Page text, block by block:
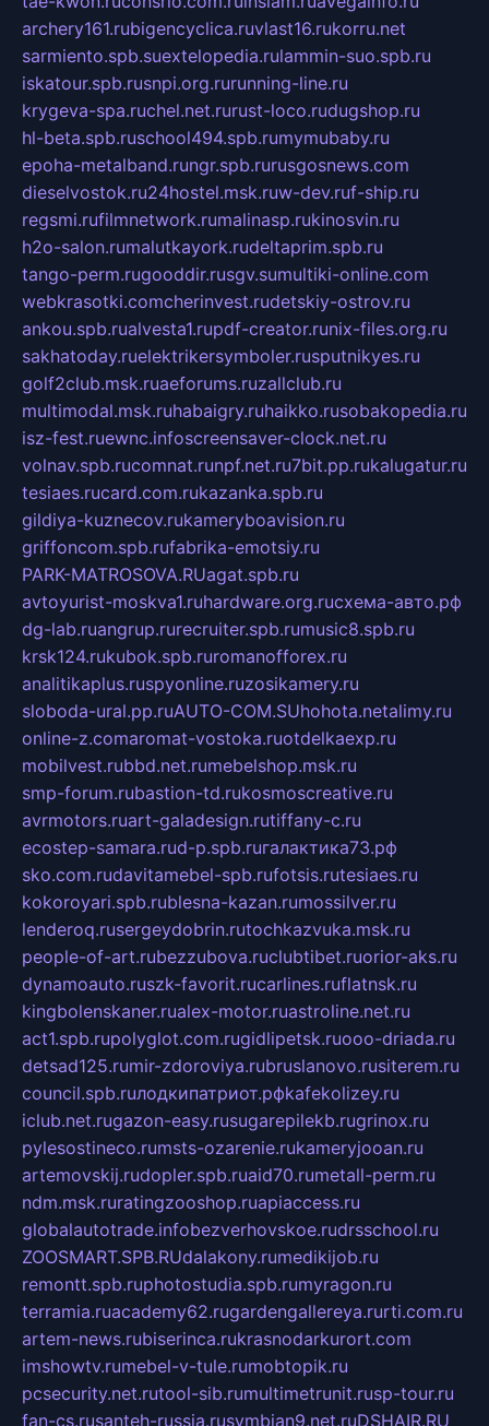
archery161.rubigencyclica.ruvlast16.rukorru.net
sarmiento.spb.suextelopedia.rulammin-suo.spb.ru
iskatour.spb.rusnpi.org.rurunning-line.ru
krygeva-spa.ruchel.net.rurust-loco.rudugshop.ru
hl-beta.spb.ruschool494.spb.rumymubaby.ru
epoha-metalband.rungr.spb.rurusgosnews.com
dieselvostok.ru24hostel.msk.ruw-dev.ruf-ship.ru
regsmi.rufilmnetwork.rumalinasp.rukinosvin.ru
h2o-salon.rumalutkayork.rudeltaprim.spb.ru
tango-perm.rugooddir.rusgv.sumultiki-online.com
webkrasotki.comcherinvest.rudetskiy-ostrov.ru
ankou.spb.rualvesta1.rupdf-creator.runix-files.org.ru
sakhatoday.ruelektrikersymboler.rusputnikyes.ru
golf2club.msk.ruaeforums.ruzallclub.ru
multimodal.msk.ruhabaigry.ruhaikko.rusobakopedia.ru
isz-fest.ruewnc.infoscreensaver-clock.net.ru
volnav.spb.rucomnat.runpf.net.ru7bit.pp.rukalugatur.ru
tesiaes.rucard.com.rukazanka.spb.ru
gildiya-kuznecov.rukameryboavision.ru
griffoncom.spb.rufabrika-emotsiy.ru
PARK-MATROSOVA.RUagat.spb.ru
avtoyurist-moskva1.ruhardware.org.ruсхема-авто.рф
dg-lab.ruangrup.rurecruiter.spb.rumusic8.spb.ru
krsk124.rukubok.spb.ruromanofforex.ru
analitikaplus.ruspyonline.ruzosikamery.ru
sloboda-ural.pp.ruAUTO-COM.SUhohota.netalimy.ru
online-z.comaromat-vostoka.ruotdelkaexp.ru
mobilvest.rubbd.net.rumebelshop.msk.ru
smp-forum.rubastion-td.rukosmoscreative.ru
avrmotors.ruart-galadesign.rutiffany-c.ru
ecostep-samara.rud-p.spb.ruгалактика73.рф
sko.com.rudavitamebel-spb.rufotsis.rutesiaes.ru
kokoroyari.spb.rublesna-kazan.rumossilver.ru
lenderoq.rusergeydobrin.rutochkazvuka.msk.ru
people-of-art.rubezzubova.ruclubtibet.ruorior-aks.ru
dynamoauto.ruszk-favorit.rucarlines.ruflatnsk.ru
kingbolenskaner.rualex-motor.ruastroline.net.ru
act1.spb.rupolyglot.com.rugidlipetsk.ruooo-driada.ru
detsad125.rumir-zdoroviya.rubruslanovo.rusiterem.ru
council.spb.ruлодкипатриот.рфkafekolizey.ru
iclub.net.rugazon-easy.rusugarepilekb.rugrinox.ru
pylesostineco.rumsts-ozarenie.rukameryjooan.ru
artemovskij.rudopler.spb.ruaid70.rumetall-perm.ru
ndm.msk.ruratingzooshop.ruapiaccess.ru
globalautotrade.infobezverhovskoe.rudrsschool.ru
ZOOSMART.SPB.RUdalakony.rumedikijob.ru
remontt.spb.ruphotostudia.spb.rumyragon.ru
terramia.ruacademy62.rugardengallereya.rurti.com.ru
artem-news.rubiserinca.rukrasnodarkurort.com
imshowtv.rumebel-v-tule.rumobtopik.ru
pcsecurity.net.rutool-sib.rumultimetrunit.rusp-tour.ru
fan-cs.rusanteh-russia.rusymbian9.net.ruDSHAIR.RU